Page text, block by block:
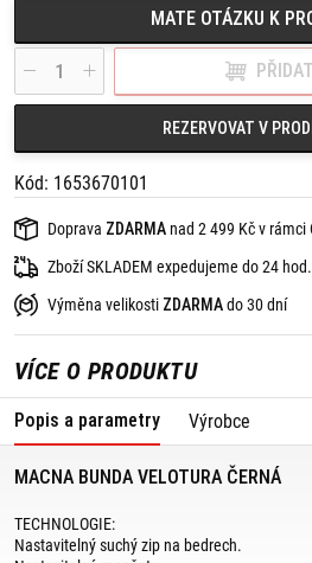
HMOTNOST: 1,64 kgMATE OTÁZKU K
REZERVOVAT V
Kód: 1653670101
Doprava ZDARMA nad 2 499 Kč v rámci
Zboží SKLADEM expedujeme do 24 hod.
Výměna velikosti ZDARMAdo 30 dní
VÍCE O PRODUKTU
Popis a parametry Výrobce
MACNA BUNDA VELOTURA ČERNÁ
TECHNOLOGIE:
Nastavitelný suchý zip na bedrech.